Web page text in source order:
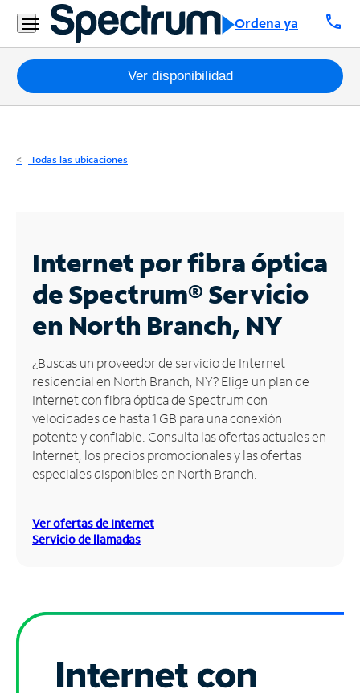
Ordena ya call
Residencial
Business
Paquetes
Internet
Business
Contáctanos
Inglés
Administrar
cuenta
Encuentra
una
tienda
Ver disponibilidad
Todas las ubicaciones
Internet por fibra óptica
de Spectrum®Servicio
en North Branch, NY
¿Buscas un proveedor de servicio de Internet
residencial en North Branch, NY? Elige un plan de
Internet con fibra óptica de Spectrum con
velocidades de hasta 1 GB para una conexión
potente y confiable. Consulta las ofertas actuales en
Internet, los precios promocionales y las ofertas
especiales disponibles en North Branch.
Ver ofertas de Internet
Servicio de llamadas